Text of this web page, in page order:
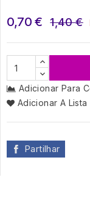
0,70 € 1,40 €
Adicionar Para
Adicionar A
Partilhar